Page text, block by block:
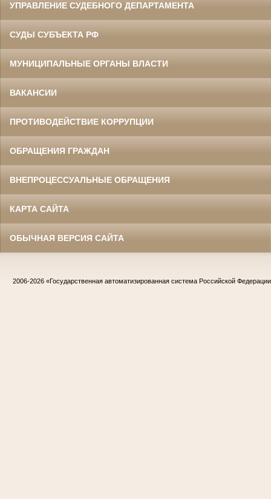
УПРАВЛЕНИЕ СУДЕБНОГО ДЕПАРТАМЕНТА
СУДЫ СУБЪЕКТА РФ
МУНИЦИПАЛЬНЫЕ ОРГАНЫ ВЛАСТИ
ВАКАНСИИ
ПРОТИВОДЕЙСТВИЕ КОРРУПЦИИ
ОБРАЩЕНИЯ ГРАЖДАН
ВНЕПРОЦЕССУАЛЬНЫЕ ОБРАЩЕНИЯ
КАРТА САЙТА
ОБЫЧНАЯ ВЕРСИЯ САЙТА
2006-2026 «Государственная автоматизированная система Российской